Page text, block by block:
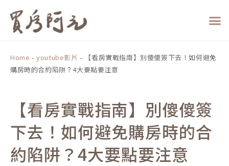
Home -youtube影片 -
【看房實戰指南】別傻傻簽下去！如何避免
購房時的合約陷阱？4大要點要注意
【看房實戰指南】別傻傻簽
下去！如何避免購房時的合
約陷阱？4大要點要注意